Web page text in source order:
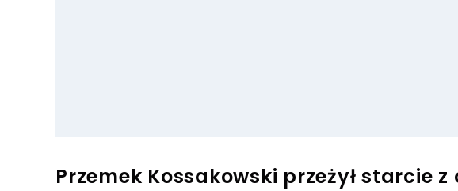
Przemek Kossakowski przeżył starcie z